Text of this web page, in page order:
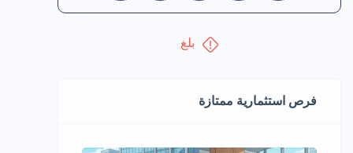
بلغ
فرص استثمارية ممتازة